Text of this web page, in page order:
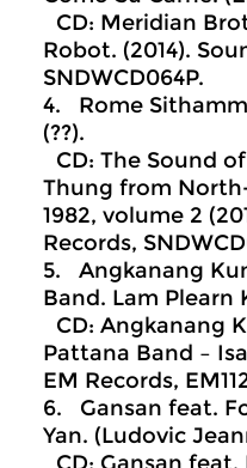
CD: Meridian
Robot. (2014).
SNDWCD064P.
4. Rome
(??).
CD: The Sound
Thung from
1982, volume 2
Records,
5. Angkanang
Band. Lam Plearn
CD: Angkanang
Pattana Band –
EM Records,
6. Gansan feat.
Yan. (Ludovic